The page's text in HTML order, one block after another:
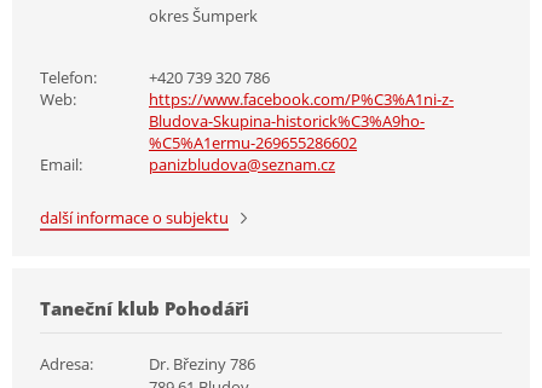
okres Šumperk
Telefon:
+420 739 320 786
Web:
https://www.facebook.com/P%C3%A1ni-z-
Bludova-Skupina-historick%C3%A9ho-
%C5%A1ermu-269655286602
Email:
panizbludova@seznam.cz
další informace o subjektu
Taneční klub Pohodáři
Adresa:
Dr. Březiny 786